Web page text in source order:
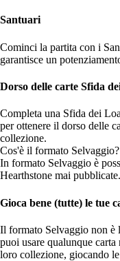
Santuari
Cominci la partita con i
garantisce un
Dorso delle carte Sfida
Completa una Sfida dei
per ottenere il dorso delle
collezione.
Cos'è il formato Selvaggio?
In formato Selvaggio è
Hearthstone mai pubblicate.
Gioca bene (tutte) le tue
Il formato Selvaggio non è
puoi usare qualunque carta
loro collezione, giocando